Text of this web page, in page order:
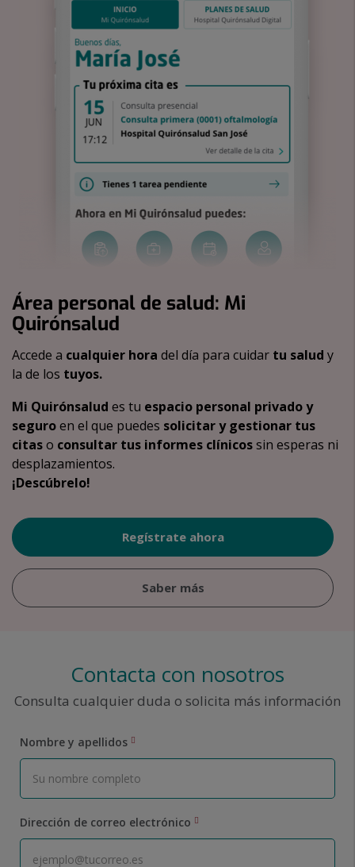
Área personal de salud: Mi
Quirónsalud
Accede a cualquier hora del día para cuidar tu salud y
la de los tuyos.
Mi Quirónsalud es tu espacio personal privado y
seguroen el que puedes solicitar y gestionar tus
citaso consultar tus informes clínicossin esperas ni
desplazamientos.
¡Descúbrelo!
Regístrate ahora
Saber más
Contacta con nosotros
Consulta cualquier duda o solicita más información
Nombre y apellidos
Dirección de correo electrónico